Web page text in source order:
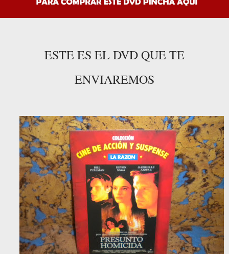
ESTE ES EL DVD QUE TE
ENVIAREMOS